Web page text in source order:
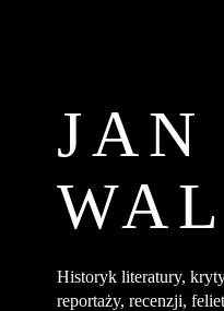
JAN
Historyk literatury,
reportaży, recenzji,